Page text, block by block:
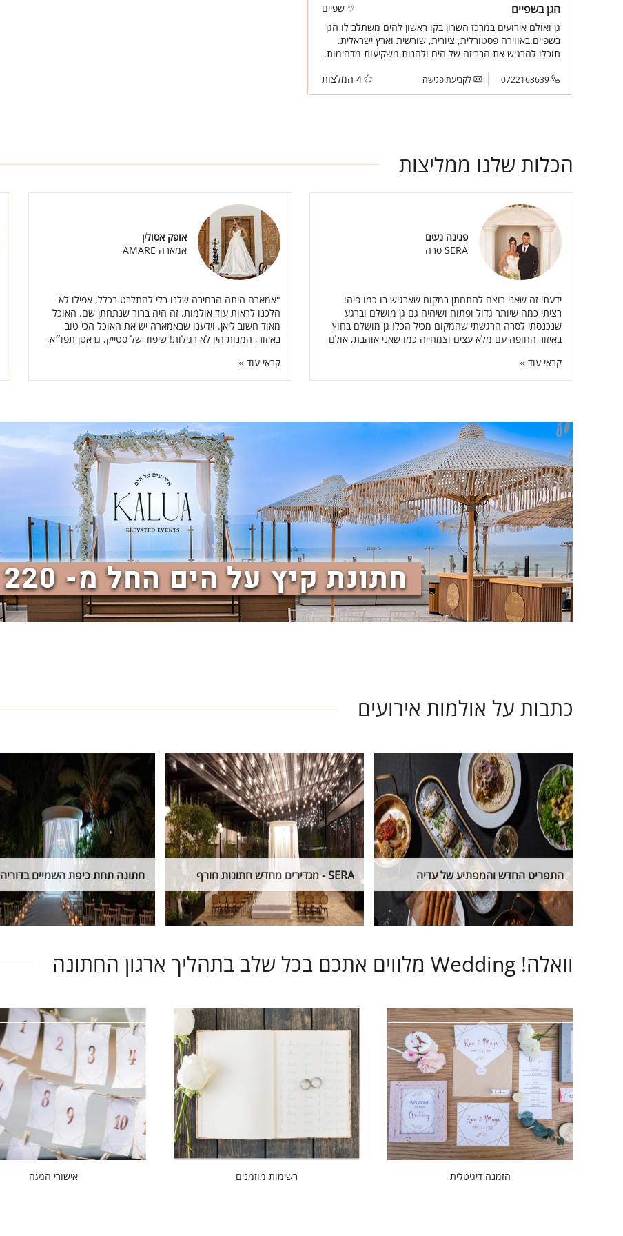
הגן בשפיים
שפיים
גן ואולם אירועים במרכז השרון בקו ראשון להים משתלב לו הגן
בשפיים.באווירה פסטורלית, ציורית, שורשית וארץ ישראלית.
תוכלו להרגיש את הבריזה של הים ולהנות משקיעות מדהימות.
וכלה באולם המעוצב בקפידה. אנחנו כאן לכל דבר, יחד
נתרגש, נתכנן ונלווה אתכם באירוע המרגש שלכם .
0722163639 לקביעת פגישה 4 המלצות
הכלות שלנו ממליצות
פנינה נעים
SERA סרה
ידעתי זה שאני רוצה להתחתן במקום שארגיש בו כמו פיה!
רציתי כמה שיותר גדול ופתוח ושיהיה גם גן מושלם וברגע
שנכנסתי לסרה הרגשתי שהמקום מכיל הכל! גן מושלם בחוץ
באיזור החופה עם מלא עצים וצמחייה כמו שאני אוהבת, אולם
קראי עוד
אופק אסולין
אמארה AMARE
"אמארה היתה הבחירה שלנו בלי להתלבט בכלל, אפילו לא
הלכנו לראות עוד אולמות. זה היה ברור שנתחתן שם. האוכל
מאוד חשוב ליאן. וידענו שבאמארה יש את האוכל הכי טוב
באיזור, המנות היו לא רגילות! שיפוד של סטייק, גראטן תפו״א,
קראי עוד
כתבות על אולמות אירועים
התפריט החדש והמפתיע של עדיה SERA - מגדירים מחדש חתונות חורף חתונה תחת כיפת השמיים בדוריה
וואלה! Wedding מלווים אתכם בכל שלב בתהליך ארגון החתונה
הזמנה דיגיטלית רשימות מוזמנים אישורי הגעה